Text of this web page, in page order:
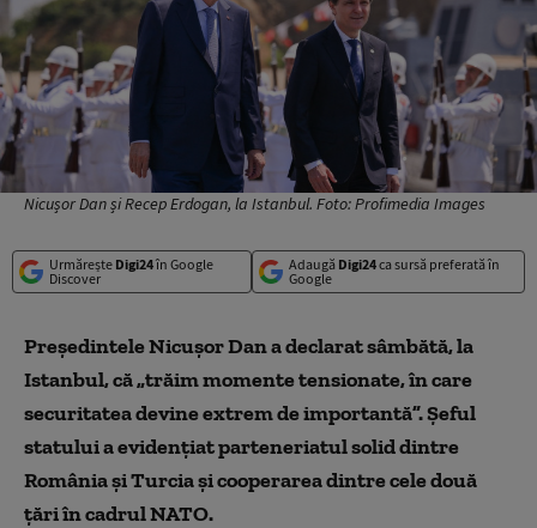
Nicușor Dan și Recep Erdogan, la Istanbul. Foto: Profimedia Images
Urmărește Digi24în Google
Discover
Adaugă Digi24ca sursă preferată în
Google
Președintele Nicușor Dan a declarat sâmbătă, la
Istanbul, că „trăim momente tensionate, în care
securitatea devine extrem de importantă”. Șeful
statului a evidențiat parteneriatul solid dintre
România și Turcia și cooperarea dintre cele două
țări în cadrul NATO.